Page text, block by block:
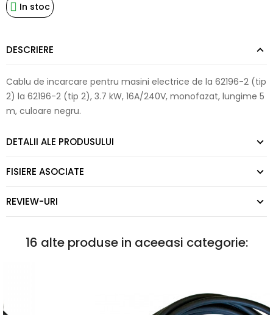
In stoc
DESCRIERE
Cablu de incarcare pentru masini electrice de la 62196-2 (tip
2) la 62196-2 (tip 2), 3.7 kW, 16A/240V, monofazat, lungime 5
m, culoare negru.
DETALII ALE PRODUSULUI
FISIERE ASOCIATE
REVIEW-URI
16 alte produse in aceeasi categorie: